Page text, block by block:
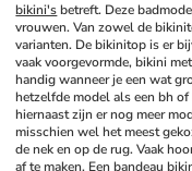
bikini's betreft. Deze
vrouwen. Van zowel de
varianten. De bikinitop is er
vaak voorgevormde, bikini
handig wanneer je een wat
hetzelfde model als een bh
hiernaast zijn er nog meer
misschien wel het meest
de nek en op de rug. Vaak
af te maken. Een bandeau